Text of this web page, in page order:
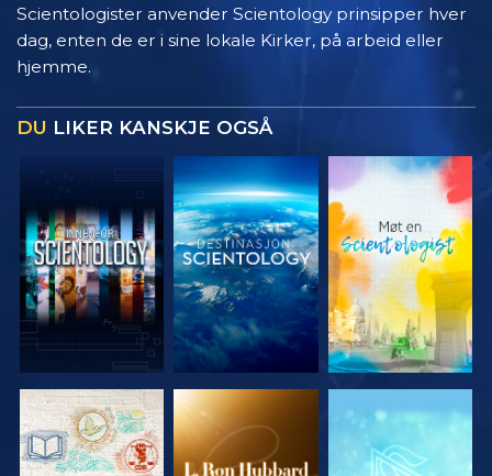
Scientologister anvender Scientology prinsipper hver
dag, enten de er i sine lokale Kirker, på arbeid eller
hjemme.
DU LIKER KANSKJE OGSÅ
UTFORSK
UTFORSK
UTFORSK